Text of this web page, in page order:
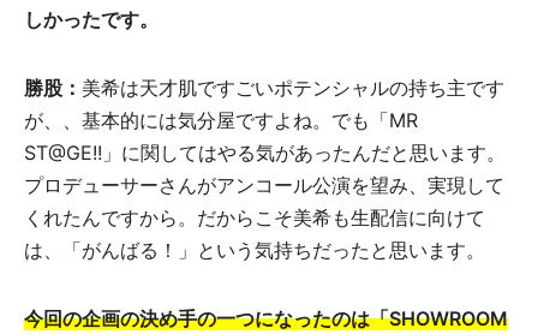
しかったです。
勝股： 美希は天才肌ですごいポテンシャルの持ち主です
が、、基本的には気分屋ですよね。でも「MR
ST@GE!!」に関してはやる気があったんだと思います。
プロデューサーさんがアンコール公演を望み、実現して
くれたんですから。だからこそ美希も生配信に向けて
は、「がんばる！」という気持ちだったと思います。
今回の企画の決め手の一つになったのは「SHOWROOM